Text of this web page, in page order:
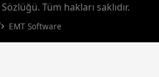
Tüm hakları saklıdır.
EMT Software